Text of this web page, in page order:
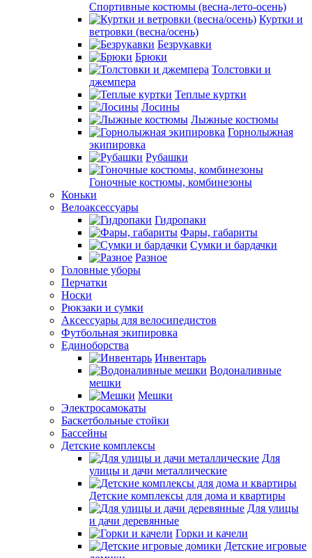
Спортивные костюмы (весна-лето-осень)
Куртки и
ветровки (весна/осень)
Безрукавки
Брюки
Толстовки и
джемпера
Теплые куртки
Лосины
Лыжные костюмы
Горнолыжная
экипировка
Рубашки
Гоночные костюмы, комбинезоны
Коньки
Велоаксессуары
Гидропаки
Фары, габариты
Сумки и бардачки
Разное
Головные уборы
Перчатки
Носки
Рюкзаки и сумки
Аксессуары для велосипедистов
Футбольная экипировка
Единоборства
Инвентарь
Водоналивные
мешки
Мешки
Электросамокаты
Баскетбольные стойки
Бассейны
Детские комплексы
Для
улицы и дачи металлические
Детские комплексы для дома и квартиры
Для улицы
и дачи деревянные
Горки и качели
Детские игровые